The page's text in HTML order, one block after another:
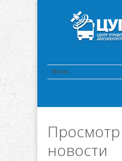
Просмотр
новости